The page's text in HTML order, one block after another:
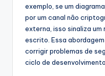
exemplo, se um
por um canal não
externa, isso sinaliza
escrito. Essa
corrigir problemas de
ciclo de desenvolvimento.